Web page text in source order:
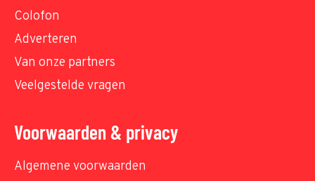
Colofon
Adverteren
Van onze partners
Veelgestelde vragen
Voorwaarden & privacy
Algemene voorwaarden